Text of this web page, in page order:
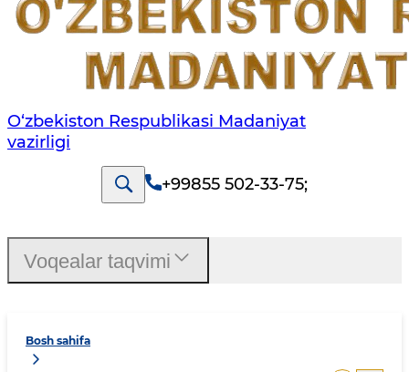
O‘zbekiston Respublikasi Madaniyat
vazirligi
+99855 502-33-75;
Bosh sahifa
Voqealar taqvimi